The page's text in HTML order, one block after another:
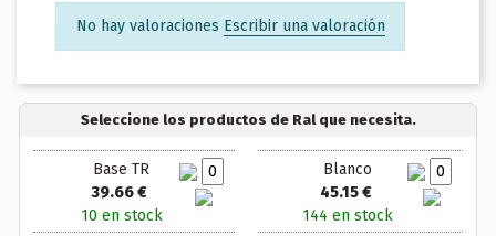
No hay valoraciones Escribir una valoración
Seleccione los productos de Ral que necesita.
Base TR
39.66 €
10 en stock
Blanco
45.15 €
144 en stock